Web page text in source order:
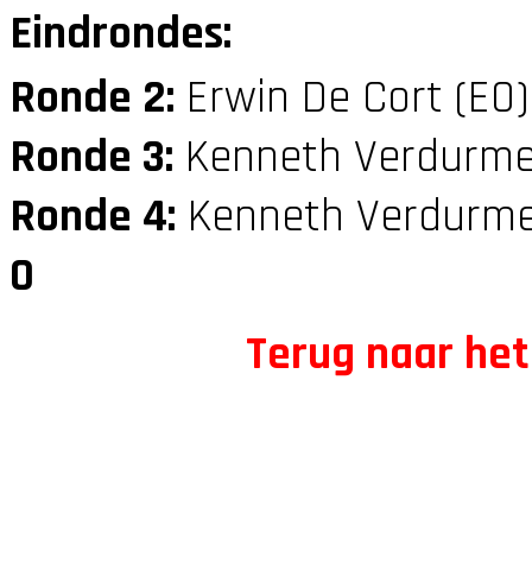
Eindrondes:
Ronde 2: Erwin De Cort
Ronde 3: Kenneth
Ronde 4: Kenneth
0
Terug naar